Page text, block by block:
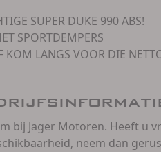
SUPER DUKE 990 ABS!
SPORTDEMPERS
KOM LANGS VOOR DIE
bij Jager Motoren. Heeft u
neem dan